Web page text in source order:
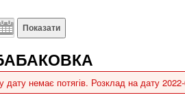
Показати
БАБАКОВКА
дату немає потягів. Розклад на дату